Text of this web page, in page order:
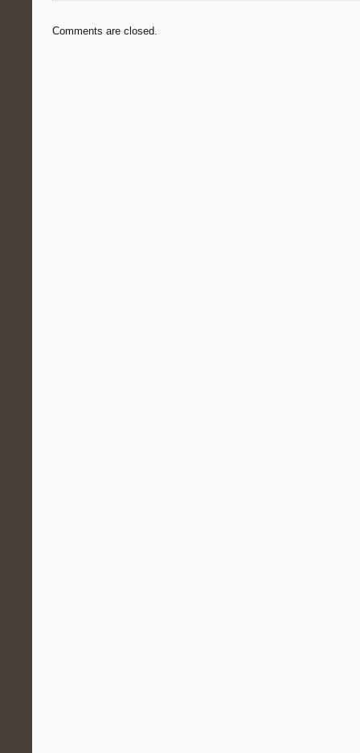
Comments are closed.